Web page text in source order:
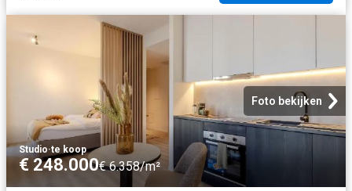
Foto bekijken
Studio·te koop
€ 248.000€ 6.358/m²